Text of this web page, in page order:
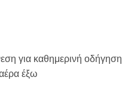
για καθημερινή οδήγηση
έξω